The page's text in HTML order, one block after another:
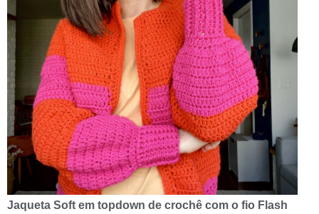
Jaqueta Soft em topdown de crochê com o fio Flash